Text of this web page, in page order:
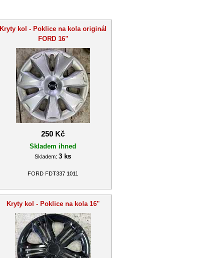
Kryty kol - Poklice na kola originál
FORD 16"
250 Kč
Skladem ihned
Skladem: 3 ks
FORD FDT337 1011
Kryty kol - Poklice na kola 16"